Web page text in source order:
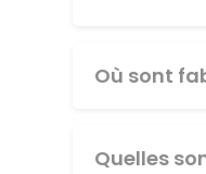
Où sont
Quelles